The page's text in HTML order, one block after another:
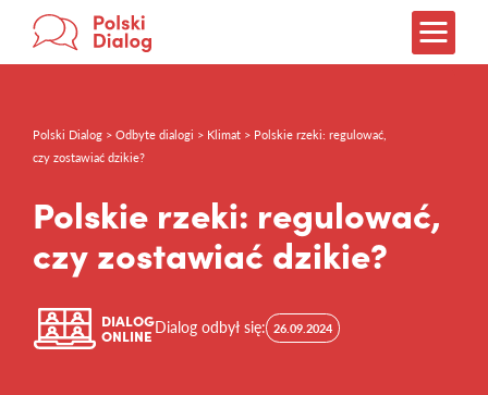
Weź udział!
O dialogach
O treningach
Partnerzy
Polski Dialog > Odbyte dialogi > Klimat > Polskie rzeki: regulować,
czy zostawiać dzikie?
Polskie rzeki: regulować,
czy zostawiać dzikie?
DIALOG
ONLINEDialog odbył się: 26.09.2024